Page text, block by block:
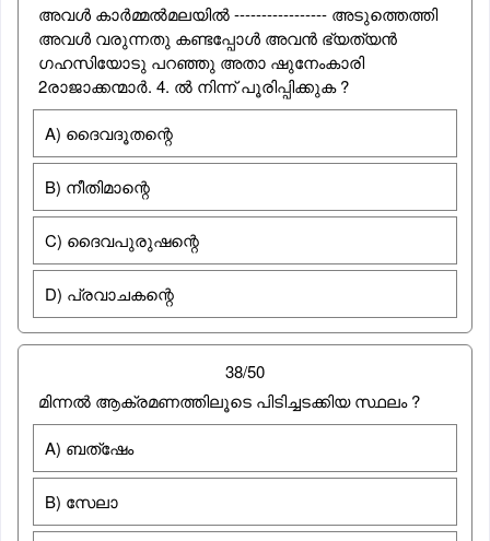
അവള്‍ കാര്‍മ്മല്‍മലയില്‍ ----------------- അടുത്തെത്തി
അവള്‍ വരുന്നതു കണ്ടപ്പോള്‍ അവന്‍ ഭ്യത്യന്‍
ഗഹസിയോടു പറഞ്ഞു അതാ ഷുനേംകാരി
2രാജാക്കന്മാര്‍. 4. ല്‍ നിന്ന് പൂരിപ്പിക്കുക ?
A) ദൈവദൂതന്റെ
B) നീതിമാന്റെ
C) ദൈവപുരുഷന്റെ
D) പ്രവാചകന്റെ
38/50
മിന്നൽ ആക്രമണത്തിലൂടെ പിടിച്ചടക്കിയ സ്ഥലം ?
A) ബത്ഷേം
B) സേലാ